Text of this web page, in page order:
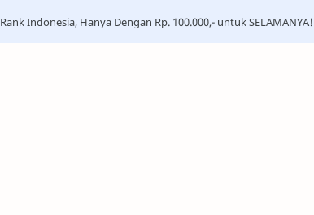
Indonesia, Hanya Dengan Rp. 100.000,- untuk